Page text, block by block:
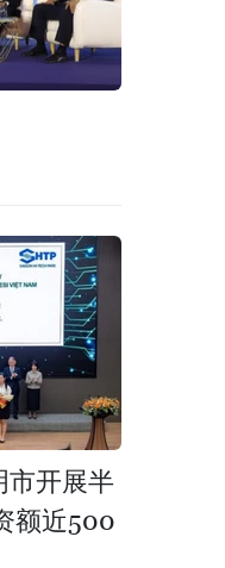
市开展半
额近500